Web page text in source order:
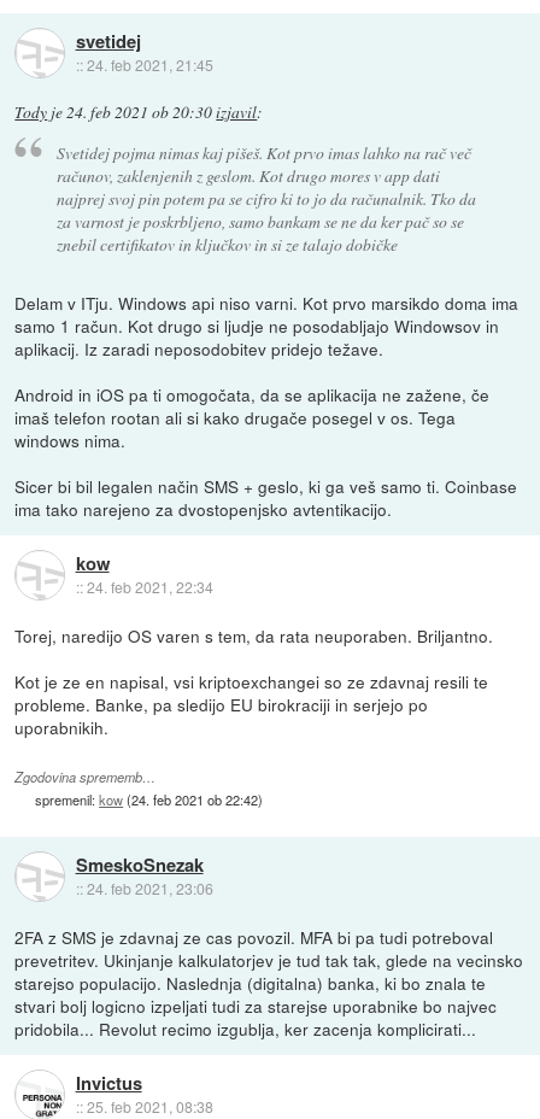
svetidej
::24. feb 2021, 21:45
Tody je24. feb 2021 ob 20:30izjavil:
Svetidej pojma nimas kaj pišeš. Kot prvo imas lahko na rač več
računov, zaklenjenih z geslom. Kot drugo mores v app dati
najprej svoj pin potem pa se cifro ki to jo da računalnik. Tko da
za varnost je poskrbljeno, samo bankam se ne da ker pač so se
znebil certifikatov in ključkov in si ze talajo dobičke
Delam v ITju. Windows api niso varni. Kot prvo marsikdo doma ima
samo 1 račun. Kot drugo si ljudje ne posodabljajo Windowsov in
aplikacij. Iz zaradi neposodobitev pridejo težave.
Android in iOS pa ti omogočata, da se aplikacija ne zažene, če
imaš telefon rootan ali si kako drugače posegel v os. Tega
windows nima.
Sicer bi bil legalen način SMS + geslo, ki ga veš samo ti. Coinbase
ima tako narejeno za dvostopenjsko avtentikacijo.
kow
::24. feb 2021, 22:34
Torej, naredijo OS varen s tem, da rata neuporaben. Briljantno.
Kot je ze en napisal, vsi kriptoexchangei so ze zdavnaj resili te
probleme. Banke, pa sledijo EU birokraciji in serjejo po
uporabnikih.
Zgodovina sprememb…
spremenil:kow(24. feb 2021 ob 22:42)
SmeskoSnezak
::24. feb 2021, 23:06
2FA z SMS je zdavnaj ze cas povozil. MFA bi pa tudi potreboval
prevetritev. Ukinjanje kalkulatorjev je tud tak tak, glede na vecinsko
starejso populacijo. Naslednja (digitalna) banka, ki bo znala te
stvari bolj logicno izpeljati tudi za starejse uporabnike bo najvec
pridobila... Revolut recimo izgublja, ker zacenja komplicirati...
Invictus
::25. feb 2021, 08:38